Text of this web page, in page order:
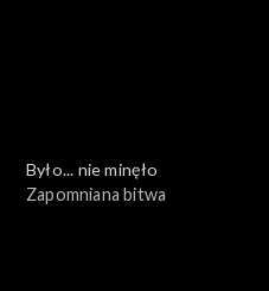
Było... nie minęło
Zapomniana bitwa